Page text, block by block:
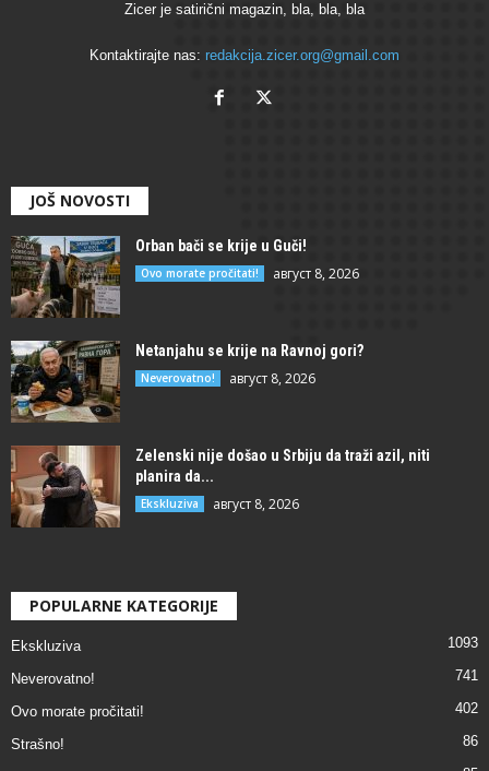
Zicer je satirični magazin, bla, bla, bla
Kontaktirajte nas: redakcija.zicer.org@gmail.com
JOŠ NOVOSTI
Orban bači se krije u Guči!
Ovo morate pročitati! август 8, 2026
Netanjahu se krije na Ravnoj gori?
Neverovatno! август 8, 2026
Zelenski nije došao u Srbiju da traži azil, niti
planira da...
Ekskluziva август 8, 2026
POPULARNE KATEGORIJE
Ekskluziva 1093
Neverovatno! 741
Ovo morate pročitati! 402
Strašno! 86